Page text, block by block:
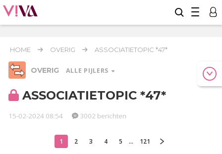
HOME OVERIG ASSOCIATIETOPIC *47*
OVERIG ALLE PIJLERS
Relaties Werk & Studie Geld & Recht
ASSOCIATIETOPIC *47*
15-02-2024 08:54 3002 berichten
1 2 3 4 5 ... 121